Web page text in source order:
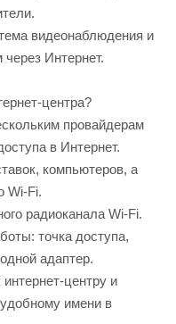
видеонаблюдения и
Интернет.
центра?
провайдерам
в Интернет.
компьютеров, а
Wi-Fi.
радиоканала Wi-Fi.
точка доступа,
адаптер.
центру и
имени в